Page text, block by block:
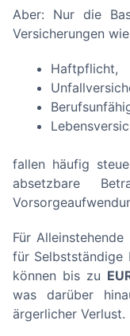
Aber: Nur die
Versicherungen wie
Haftpflicht,
fallen häufig
absetzbare
Für
für Selbstständige
können bis zu
was darüber
ärgerlicher Verlust.